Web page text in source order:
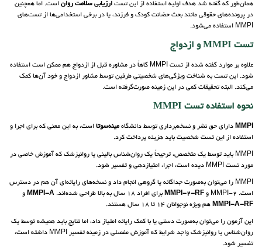
همان‌طور که گفته شد هدف اولیه استفاده از این تست ارزیابی سلامت روان است. اما همچنین
در پرونده‌های حقوقی مانند بحث حضانت کودک و فرزند، یا در برخی استخدامی‌ها از تست‌های
MMPI استفاده می‌شود.
تست MMPI و ازدواج
علاوه بر موارد گفته شده از تست MMPI گاهاً در مشاوره قبل از ازدواج هم ممکن است استفاده
شود. این تست به شناخت ویژگی‌های شخصیتی طرفین توسط مشاور ازدواج و خود آن‌ها کمک
می‌کند. البته تحقیقات کمی در این زمینه صورت‌گرفته است.
نحوه استفاده تست MMPI
MMPI دارای حق نشر و نسخه‌برداری توسط دانشگاه مینه‌سوتا است، به این معنی که برای اجرا و
استفاده از این تست شخصیت باید هزینه پرداخت کرد.
MMPI باید توسط یک متخصص، ترجیحاً یک روان‌شناس بالینی یا روانپزشک که آموزش خاصی در
مورد تست MMPI دیده است، اجرا، امتیازدهی و تفسیر شود.
MMPI را می‌توان به‌صورت جداگانه یا گروهی انجام داد و نسخه‌های رایانه‌ای آن هم در دسترس
است. MMPI-2 و
MMPI-2-RF برای افراد 18 سال به بالا طراحی شده‌اند. MMPI-A و
MMPI-A-RF هم ویژه نوجوانان 14 تا 18 سال هستند.
این آزمون را می‌توان به‌صورت دستی یا با کمک رایانه امتیاز داد، اما نتایج باید همیشه توسط یک
روان‌شناس یا روانپزشک واجد شرایط که آموزش مفصلی در زمینه تفسیر MMPI داشته است،
تفسیر شود.